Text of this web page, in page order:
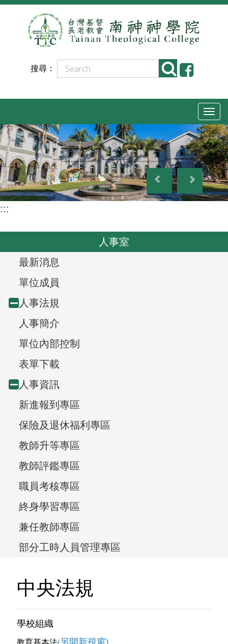
跳
搜尋：
T
o
g
g
l
e
i
P
r
e
o
e
x
:::
人事室
T
r
e
e
v
i
e
w
,
最新消息
單位成員
Collapse
node
人事法規
人事簡介
單位內部控制
表單下載
Collapse
node
人事資訊
新進報到專區
保險及退休福利專區
教師升等專區
教師評鑑專區
職員考核專區
終身學習專區
兼任教師專區
部分工時人員管理專區
中央法規
學校組織
教育基本法(另開新視窗)